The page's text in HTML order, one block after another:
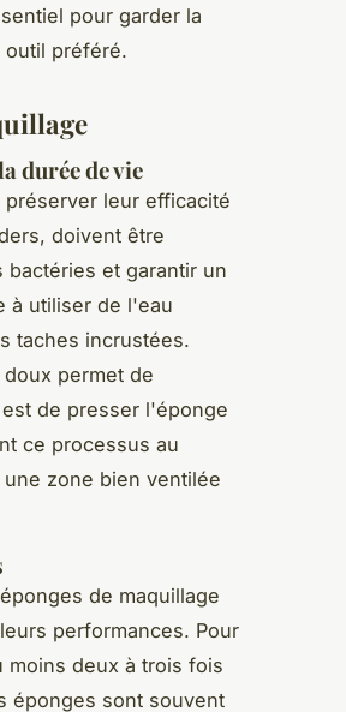
pour garder la
outil préféré.
durée de vie
leur efficacité
doivent être
et garantir un
à utiliser de l'eau
taches incrustées.
permet de
de presser l'éponge
ce processus au
zone bien ventilée
de maquillage
performances. Pour
deux à trois fois
éponges sont souvent